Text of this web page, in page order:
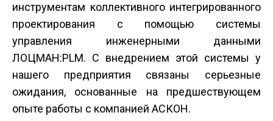
инструментам коллективного интегрированного
проектирования с помощью системы
управления инженерными данными
ЛОЦМАН:PLM. С внедрением этой системы у
нашего предприятия связаны серьезные
ожидания, основанные на предшествующем
опыте работы с компанией АСКОН.